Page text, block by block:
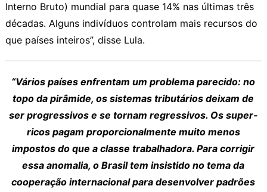
Interno Bruto) mundial para quase 14% nas últimas três
décadas. Alguns indivíduos controlam mais recursos do
que países inteiros”, disse Lula.
“Vários países enfrentam um problema parecido: no
topo da pirâmide, os sistemas tributários deixam de
ser progressivos e se tornam regressivos. Os super-
ricos pagam proporcionalmente muito menos
impostos do que a classe trabalhadora. Para corrigir
essa anomalia, o Brasil tem insistido no tema da
cooperação internacional para desenvolver padrões